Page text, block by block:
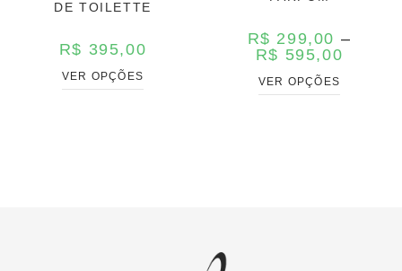
DE TOILETTE
R$ 395,00
VER OPÇÕES
R$ 299,00 –
R$ 595,00
VER OPÇÕES